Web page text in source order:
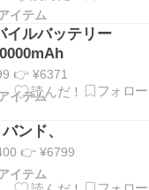
イテム
イルバッテリー
👉 ¥6371
イテム
ンド、
👉 ¥6799
イテム